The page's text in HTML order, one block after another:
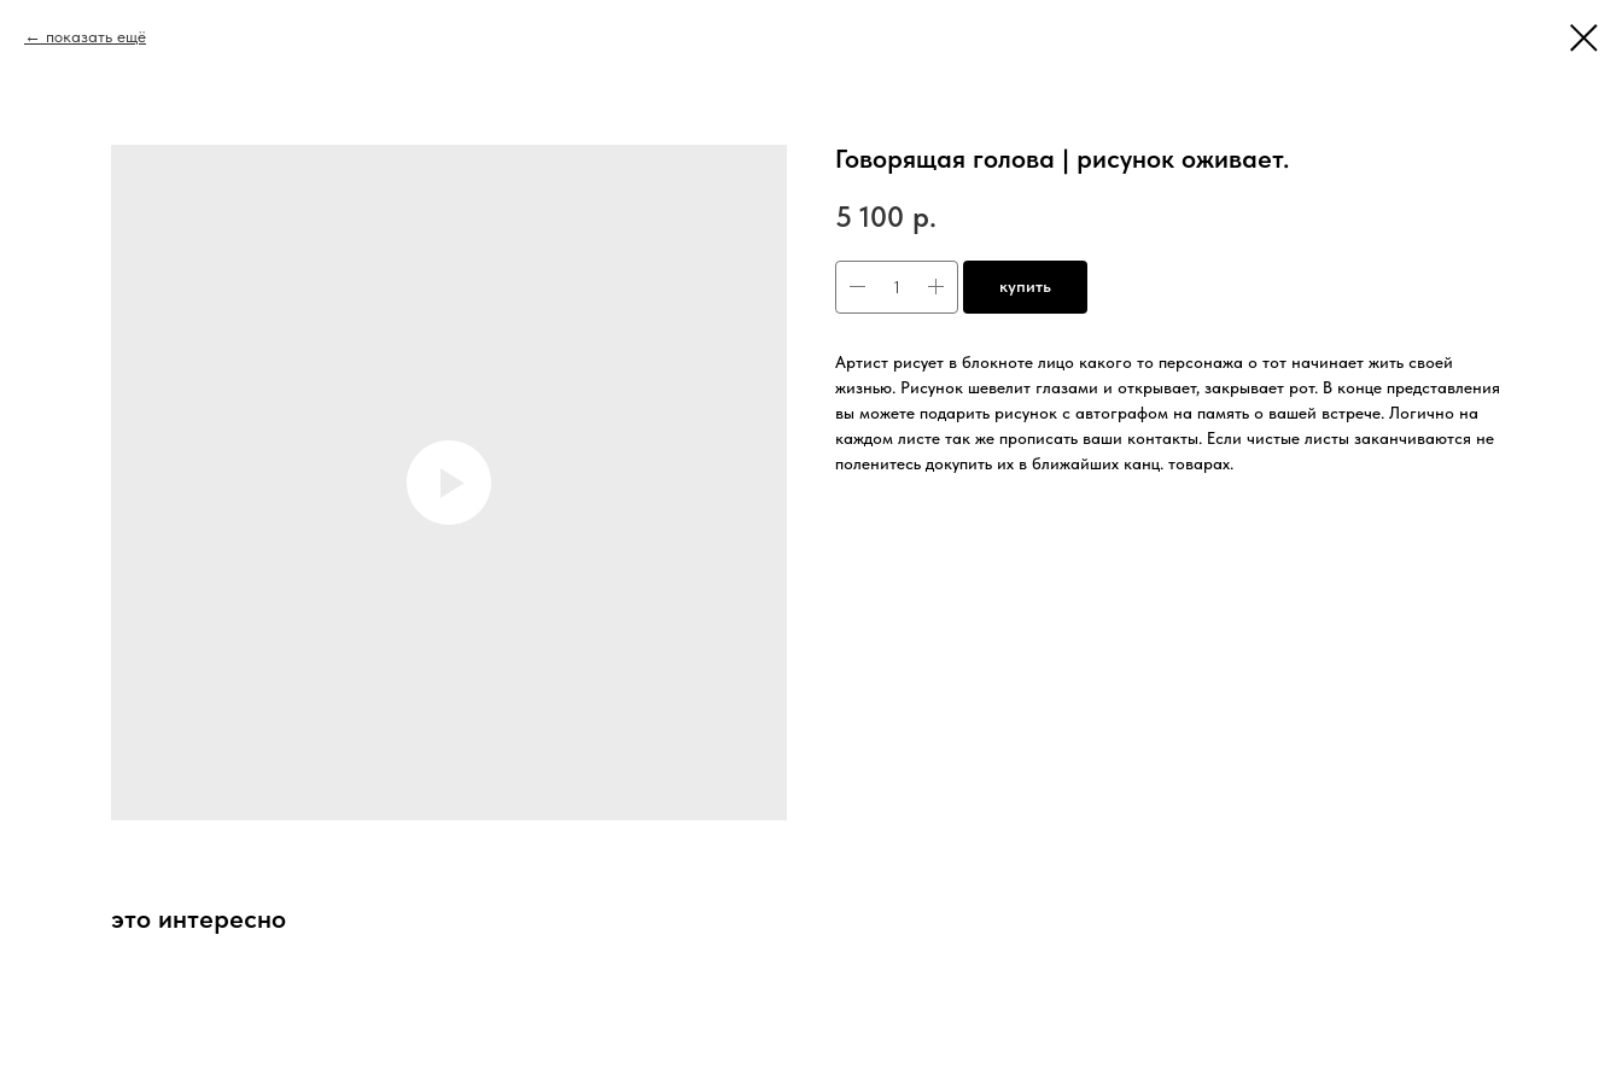
показать ещё
Говорящая голова | рисунок оживает.
5 100 р.
купить
Артист рисует в блокноте лицо какого то персонажа о тот начинает жить своей
жизнью. Рисунок шевелит глазами и открывает, закрывает рот. В конце представления
вы можете подарить рисунок с автографом на память о вашей встрече. Логично на
каждом листе так же прописать ваши контакты. Если чистые листы заканчиваются не
поленитесь докупить их в ближайших канц. товарах.
это интересно